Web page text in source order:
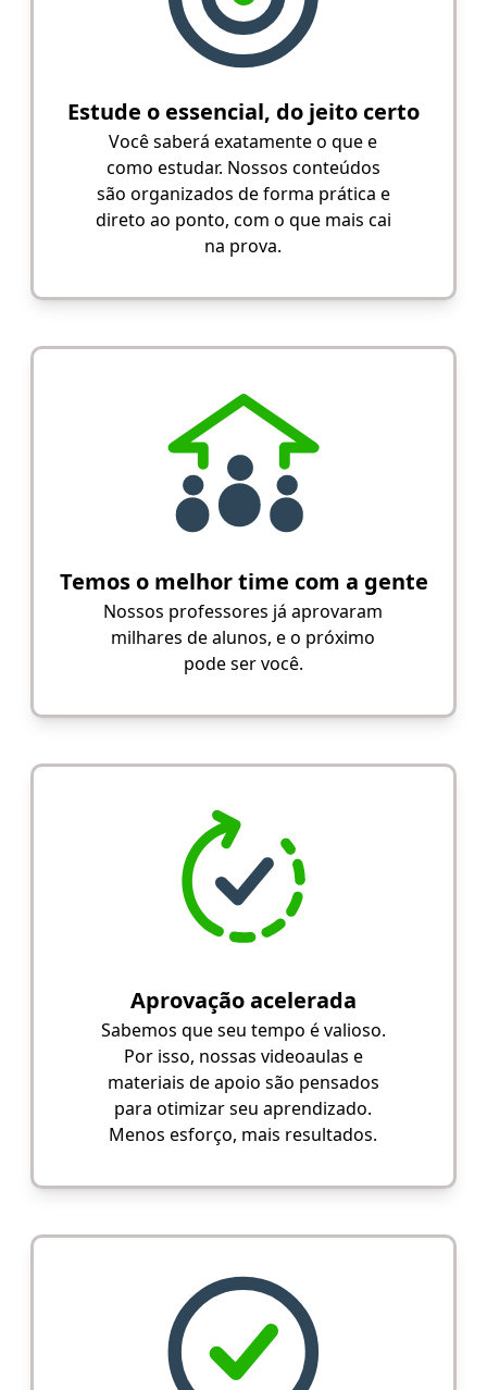
Estude o essencial, do jeito certo
Você saberá exatamente o que e
como estudar. Nossos conteúdos
são organizados de forma prática e
direto ao ponto, com o que mais cai
na prova.
Temos o melhor time com a gente
Nossos professores já aprovaram
milhares de alunos, e o próximo
pode ser você.
Aprovação acelerada
Sabemos que seu tempo é valioso.
Por isso, nossas videoaulas e
materiais de apoio são pensados
para otimizar seu aprendizado.
Menos esforço, mais resultados.